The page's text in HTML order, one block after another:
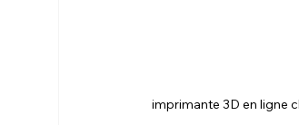
imprimante 3D en ligne